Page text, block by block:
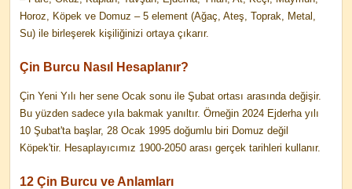
Horoz, Köpek ve Domuz – 5 element (Ağaç, Ateş, Toprak, Metal,
Su) ile birleşerek kişiliğinizi ortaya çıkarır.
Çin Burcu Nasıl Hesaplanır?
Çin Yeni Yılı her sene Ocak sonu ile Şubat ortası arasında değişir.
Bu yüzden sadece yıla bakmak yanıltır. Örneğin 2024 Ejderha yılı
10 Şubat'ta başlar, 28 Ocak 1995 doğumlu biri Domuz değil
Köpek'tir. Hesaplayıcımız 1900-2050 arası gerçek tarihleri kullanır.
12 Çin Burcu ve Anlamları